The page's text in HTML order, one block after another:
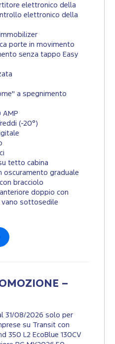
elettronico della
elettronico della
porte in movimento
senza tappo Easy
a spegnimento
AMP
(-20°)
tetto cabina
oscuramento graduale
bracciolo
doppio con
sottosedile
–
31/08/2026 solo per
su Transit con
350 L2 EcoBlue 130CV